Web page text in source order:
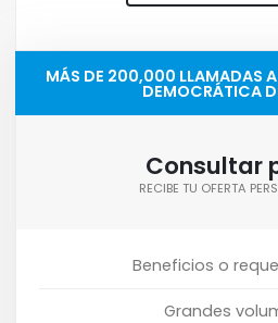
MÁS DE 200,000 LLAMADAS A
DEMOCRÁTICA
Consultar
RECIBE TU OFERTA
Beneficios o
Grandes